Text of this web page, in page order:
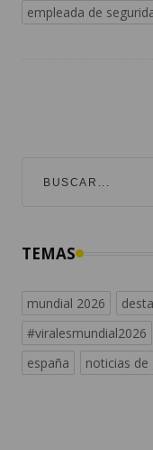
empleada de
TEMAS
mundial 2026
#viralesmundial2026
españa
noticias de